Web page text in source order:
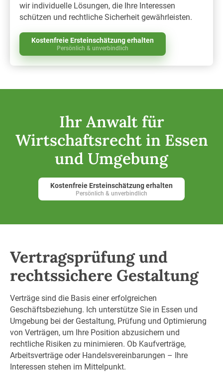
wir individuelle Lösungen, die Ihre Interessen
schützen und rechtliche Sicherheit gewährleisten.
Kostenfreie Ersteinschätzung erhalten
Persönlich & unverbindlich
Ihr Anwalt für
Wirtschaftsrecht in Essen
und Umgebung
Kostenfreie Ersteinschätzung erhalten
Persönlich & unverbindlich
Vertragsprüfung und
rechtssichere Gestaltung
Verträge sind die Basis einer erfolgreichen
Geschäftsbeziehung. Ich unterstütze Sie in Essen und
Umgebung bei der Gestaltung, Prüfung und Optimierung
von Verträgen, um Ihre Position abzusichern und
rechtliche Risiken zu minimieren. Ob Kaufverträge,
Arbeitsverträge oder Handelsvereinbarungen – Ihre
Interessen stehen im Mittelpunkt.